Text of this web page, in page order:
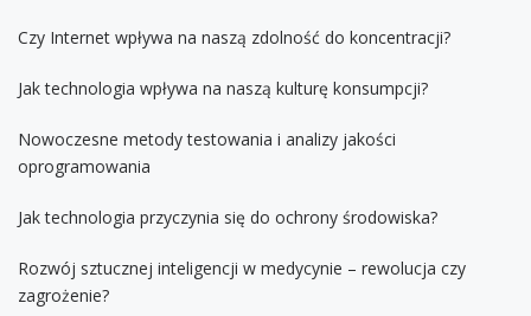
Czy Internet wpływa na naszą zdolność do koncentracji?
Jak technologia wpływa na naszą kulturę konsumpcji?
Nowoczesne metody testowania i analizy jakości
oprogramowania
Jak technologia przyczynia się do ochrony środowiska?
Rozwój sztucznej inteligencji w medycynie – rewolucja czy
zagrożenie?